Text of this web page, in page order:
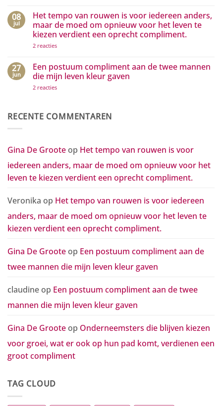
het
positieve
zichtbaar
maken
op
Hoe
kleine
gebaren
golven
in
beweging
zetten
08
jul
Het tempo van rouwen is voor iedereen anders,
maar de moed om opnieuw voor het leven te
kiezen verdient een oprecht compliment.
2 reactiesop
van
rouwen
is
voor
iedereen
moed
leven
te
verdient
oprecht
27
jun
Een postuum compliment aan de twee mannen
die mijn leven kleur gaven
2 reactiesop
aan
de
leven
gaven
RECENTE COMMENTAREN
Gina De Groote op Het tempo van rouwen is voor
iedereen anders, maar de moed om opnieuw voor het
leven te kiezen verdient een oprecht compliment.
Veronika op Het tempo van rouwen is voor iedereen
anders, maar de moed om opnieuw voor het leven te
kiezen verdient een oprecht compliment.
Gina De Groote op Een postuum compliment aan de
twee mannen die mijn leven kleur gaven
claudine op Een postuum compliment aan de twee
mannen die mijn leven kleur gaven
Gina De Groote op Onderneemsters die blijven kiezen
voor groei, wat er ook op hun pad komt, verdienen een
groot compliment
TAG CLOUD